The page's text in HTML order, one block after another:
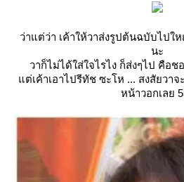
ว่าแต่ว่า เค้าให้วาส่งรูปต้นฉบับไปใ
นะ
วาก็ไม่ได้ใส่ใจไรไง ก็ส่งๆไป คือ
ต่เค้าเอาไปรีทัช ซะโห ... สงสัยวาจ
หน้าวอกเลย